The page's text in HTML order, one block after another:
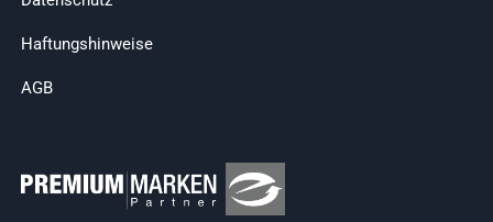
Haftungshinweise
AGB